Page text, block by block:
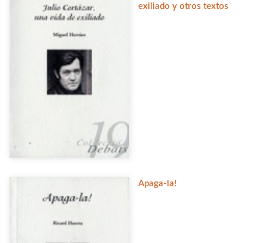
exiliado y otros textos
Apaga-la!